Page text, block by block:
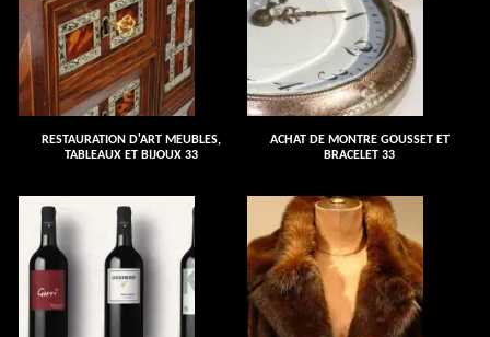
RESTAURATION D'ART MEUBLES,
TABLEAUX ET BIJOUX 33
ACHAT DE MONTRE GOUSSET ET
BRACELET 33